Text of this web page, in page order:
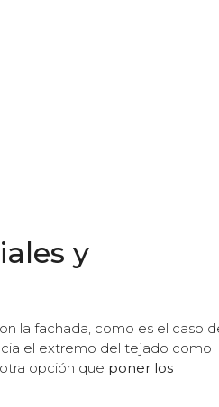
y
la fachada, como es el caso
el extremo del tejado como
opción que poner los